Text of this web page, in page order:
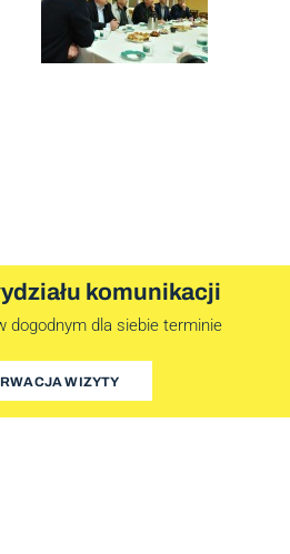
komunikacji
dogodnym dla siebie terminie
WIZYTY